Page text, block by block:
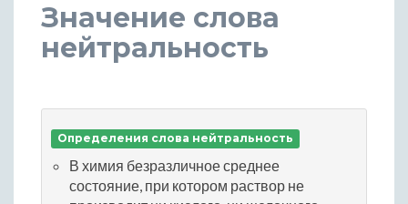
Значение слова
нейтральность
Определения слова нейтральность
В химия безразличное среднее
состояние, при котором раствор не